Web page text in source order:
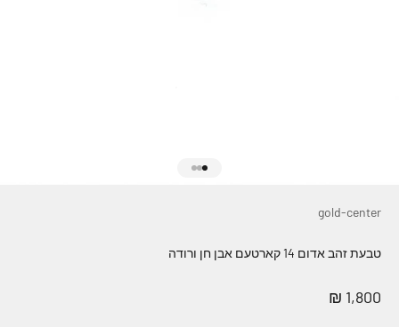
gold-center
טבעת זהב אדום 14 קארטעם אבן חן ורודה
מחיר מבצע
1,800 ₪